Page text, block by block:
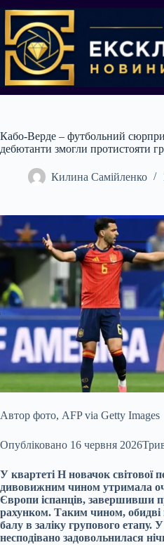
до
вмісту
Кабо-Верде – футбольний
дебютанти змогли протистояти
Килина Самійленко
Автор фото, AFP via Getty Images
Опубліковано 16 червня 2026
У квартеті H новачок світової
дивовижним чином утримала
Європи іспанців, завершивши
рахунком. Таким чином, обидві
балу в заліку групового етапу.
несподівано задовольнилася